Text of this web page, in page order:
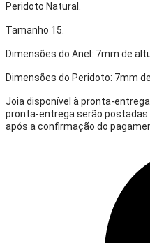
Peridoto Natural.
Tamanho 15.
Dimensões do Anel: 7mm de
Dimensões do Peridoto: 7mm
Joia disponível à pronta-
pronta-entrega serão
após a confirmação do